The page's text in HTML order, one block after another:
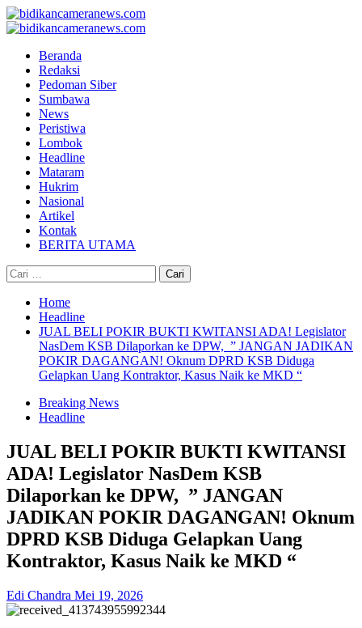
Skip
to
Primary
Beranda
Redaksi
Pedoman Siber
Sumbawa
News
Peristiwa
Lombok
Headline
Mataram
Hukrim
Nasional
Artikel
Kontak
BERITA UTAMA
Cari
untuk:
Home
Headline
JUAL BELI POKIR BUKTI KWITANSI ADA! Legislator
NasDem KSB Dilaporkan ke DPW, ” JANGAN JADIKAN
POKIR DAGANGAN! Oknum DPRD KSB Diduga
Gelapkan Uang Kontraktor, Kasus Naik ke MKD “
Breaking News
Headline
JUAL BELI POKIR BUKTI KWITANSI
ADA! Legislator NasDem KSB
Dilaporkan ke DPW, ” JANGAN
JADIKAN POKIR DAGANGAN! Oknum
DPRD KSB Diduga Gelapkan Uang
Kontraktor, Kasus Naik ke MKD “
Edi Chandra Mei 19, 2026